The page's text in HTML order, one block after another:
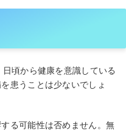
頃から健康を意識している
患うことは少ないでしょ
る可能性は否めません。無